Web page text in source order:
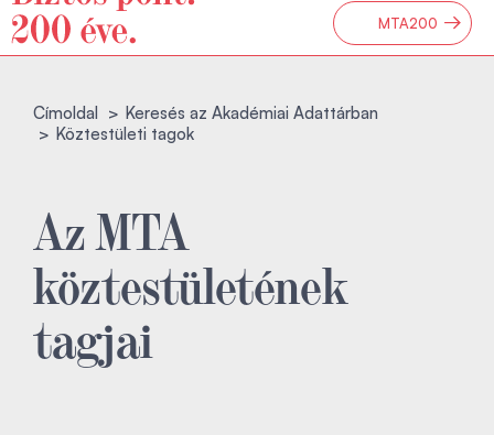
MTA200 →
Címoldal
Keresés az Akadémiai Adattárban
Köztestületi tagok
Az MTA
köztestületének
tagjai